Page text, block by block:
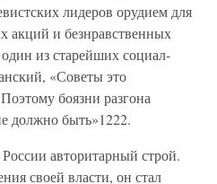
лидеров орудием для
акций и безнравственных
из старейших социал-
«Советы это
боязни разгона
должно быть»1222.
авторитарный строй.
своей власти, он стал